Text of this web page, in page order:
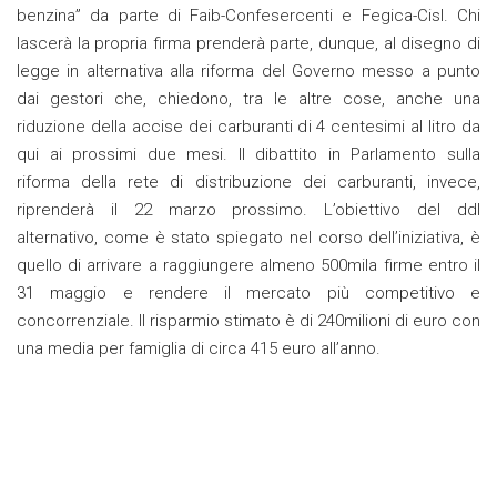
benzina” da parte di Faib-Confesercenti e Fegica-Cisl. Chi
lascerà la propria firma prenderà parte, dunque, al disegno di
legge in alternativa alla riforma del Governo messo a punto
dai gestori che, chiedono, tra le altre cose, anche una
riduzione della accise dei carburanti di 4 centesimi al litro da
qui ai prossimi due mesi. Il dibattito in Parlamento sulla
riforma della rete di distribuzione dei carburanti, invece,
riprenderà il 22 marzo prossimo. L’obiettivo del ddl
alternativo, come è stato spiegato nel corso dell’iniziativa, è
quello di arrivare a raggiungere almeno 500mila firme entro il
31 maggio e rendere il mercato più competitivo e
concorrenziale. Il risparmio stimato è di 240milioni di euro con
una media per famiglia di circa 415 euro all’anno.